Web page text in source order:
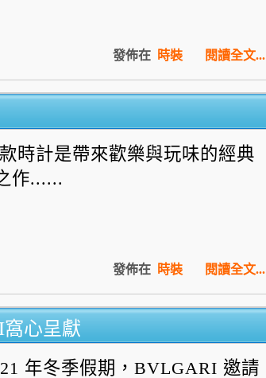
閱讀全文...
發佈在 時裝
時計是帶來歡樂與玩味的經典
作......
閱讀全文...
發佈在 時裝
窩心呈獻
年冬季假期，BVLGARI 邀請